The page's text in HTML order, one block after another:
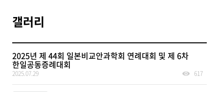
갤러리
2025년 제 44회 일본비교안과학회 연례대회 및 제 6차
한일공동증례대회
2025.07.29 617